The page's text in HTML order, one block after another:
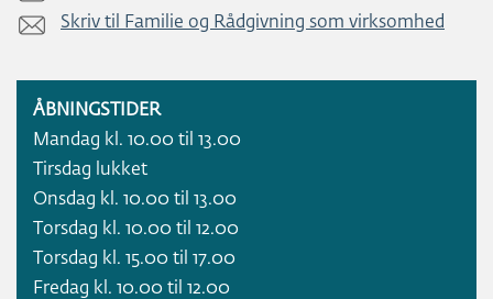
Skriv til Familie og Rådgivning som virksomhed
ÅBNINGSTIDER
Mandag kl. 10.00 til 13.00
Tirsdag lukket
Onsdag kl. 10.00 til 13.00
Torsdag kl. 10.00 til 12.00
Torsdag kl. 15.00 til 17.00
Fredag kl. 10.00 til 12.00